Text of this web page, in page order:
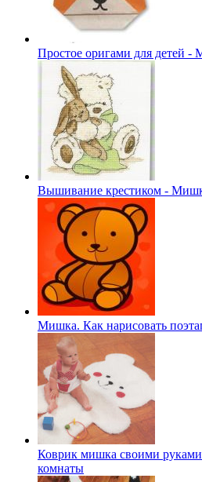
Простое оригами для детей -
Вышивание крестиком -
Мишка. Как нарисовать
Коврик мишка своими руками
комнаты